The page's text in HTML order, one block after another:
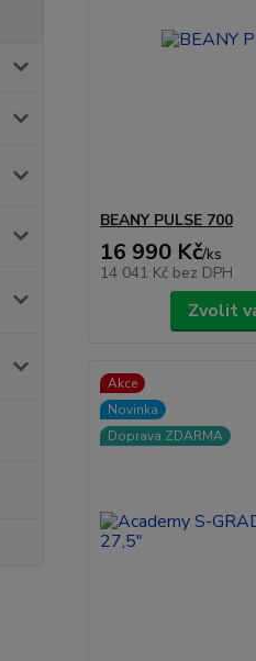
BEANY PULSE 700
16 990 Kč/ks
14 041 Kč bez DPH
Zvolit
Akce
Novinka
Doprava ZDARMA